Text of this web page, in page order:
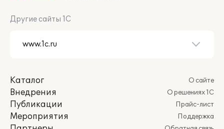
Другие сайты 1С
Каталог
Внедрения
Публикации
Мероприятия
О сайте
О решениях 1С
Прайс-лист
Поддержка